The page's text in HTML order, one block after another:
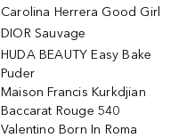
Carolina Herrera Good Girl
DIOR Sauvage
HUDA BEAUTY Easy Bake
Puder
Maison Francis Kurkdjian
Baccarat Rouge 540
Valentino Born In Roma